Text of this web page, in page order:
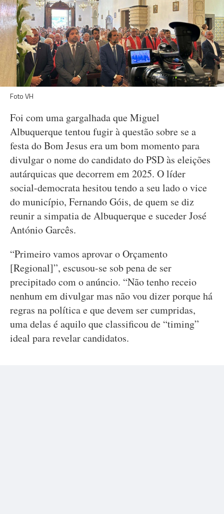
Foto VH
Foi com uma gargalhada que Miguel
Albuquerque tentou fugir à questão sobre se a
festa do Bom Jesus era um bom momento para
divulgar o nome do candidato do PSD às eleições
autárquicas que decorrem em 2025. O líder
social-democrata hesitou tendo a seu lado o vice
do município, Fernando Góis, de quem se diz
reunir a simpatia de Albuquerque e suceder José
António Garcês.
“Primeiro vamos aprovar o Orçamento
[Regional]”, escusou-se sob pena de ser
precipitado com o anúncio. “Não tenho receio
nenhum em divulgar mas não vou dizer porque há
regras na política e que devem ser cumpridas,
uma delas é aquilo que classificou de “timing”
ideal para revelar candidatos.